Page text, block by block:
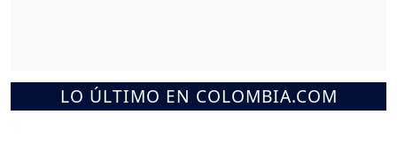
LO ÚLTIMO EN COLOMBIA.COM